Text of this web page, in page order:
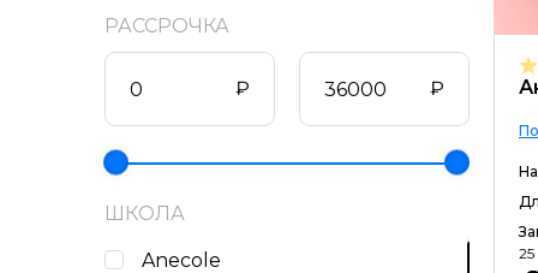
РАССРОЧКА
₽ ₽
ШКОЛА
Anecole